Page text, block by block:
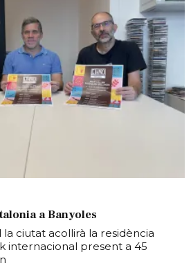
a Banyoles
la ciutat acollirà la residència
internacional present a 45